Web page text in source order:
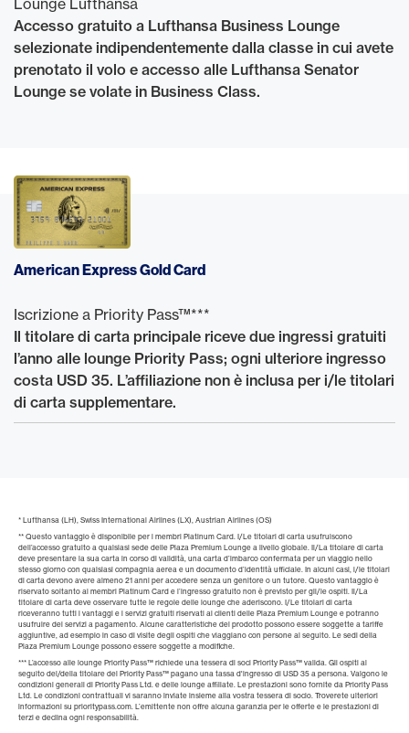
Lounge Lufthansa
Accesso gratuito a Lufthansa Business Lounge
selezionate indipendentemente dalla classe in cui avete
prenotato il volo e accesso alle Lufthansa Senator
Lounge se volate in Business Class.
American Express Gold Card
Iscrizione a Priority Pass™***
Il titolare di carta principale riceve due ingressi gratuiti
l’anno alle lounge Priority Pass; ogni ulteriore ingresso
costa USD 35. L’affiliazione non è inclusa per i/le titolari
di carta supplementare.
* Lufthansa (LH), Swiss International Airlines (LX), Austrian Airlines (OS)
** Questo vantaggio è disponibile per i membri Platinum Card. I/Le titolari di carta usufruiscono
dell’accesso gratuito a qualsiasi sede delle Plaza Premium Lounge a livello globale. Il/La titolare di carta
deve presentare la sua carta in corso di validità, una carta d’imbarco confermata per un viaggio nello
stesso giorno con qualsiasi compagnia aerea e un documento d’identità ufficiale. In alcuni casi, i/le titolari
di carta devono avere almeno 21 anni per accedere senza un genitore o un tutore. Questo vantaggio è
riservato soltanto ai membri Platinum Card e l’ingresso gratuito non è previsto per gli/le ospiti. Il/La
titolare di carta deve osservare tutte le regole delle lounge che aderiscono. I/Le titolari di carta
riceveranno tutti i vantaggi e i servizi gratuiti riservati ai clienti delle Plaza Premium Lounge e potranno
usufruire dei servizi a pagamento. Alcune caratteristiche del prodotto possono essere soggette a tariffe
aggiuntive, ad esempio in caso di visite degli ospiti che viaggiano con persone al seguito. Le sedi della
Plaza Premium Lounge possono essere soggette a modifiche.
*** L’accesso alle lounge Priority Pass™ richiede una tessera di soci Priority Pass™ valida. Gli ospiti al
seguito del/della titolare del Priority Pass™ pagano una tassa d'ingresso di USD 35 a persona. Valgono le
condizioni generali di Priority Pass Ltd. e delle lounge affiliate. Le prestazioni sono fornite da Priority Pass
Ltd. Le condizioni contrattuali vi saranno inviate insieme alla vostra tessera di socio. Troverete ulteriori
informazioni su prioritypass.com. L’emittente non offre alcuna garanzia per le offerte e le prestazioni di
terzi e declina ogni responsabilità.